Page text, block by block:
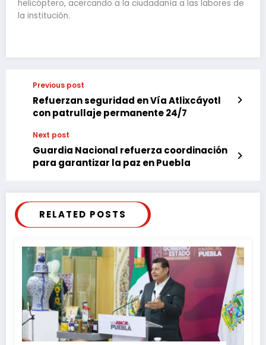
helicóptero, acercando a la ciudadanía a las labores de
la institución.
Previous post
Refuerzan seguridad en Vía Atlixcáyotl
con patrullaje permanente 24/7
Next post
Guardia Nacional refuerza coordinación
para garantizar la paz en Puebla
RELATED POSTS